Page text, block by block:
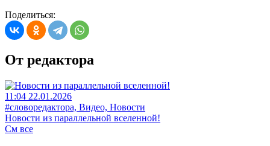
Поделиться:
От редактора
11:04 22.01.2026
#словоредактора, Видео, Новости
Новости из параллельной вселенной!
См все